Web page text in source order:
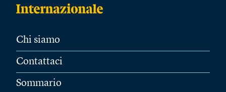
Chi siamo
Contattaci
Sommario